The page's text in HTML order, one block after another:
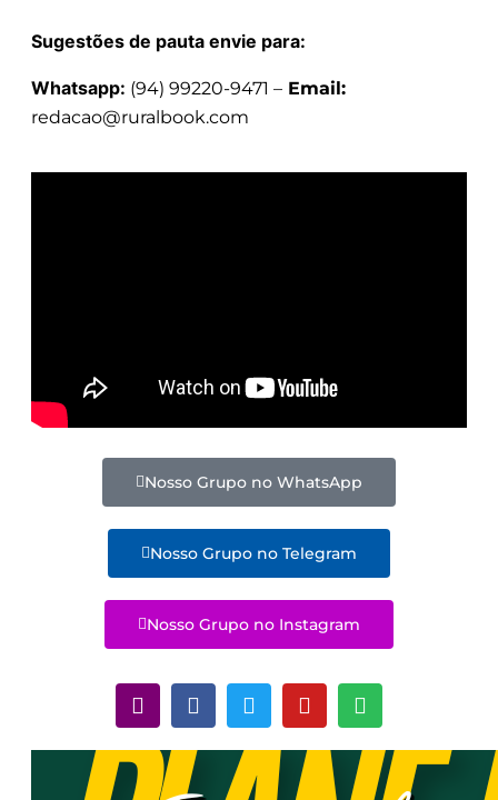
Sugestões de pauta envie para:
Whatsapp: (94) 99220-9471 – Email:
redacao@ruralbook.com
Nosso Grupo no WhatsApp
Nosso Grupo no Telegram
Nosso Grupo no Instagram